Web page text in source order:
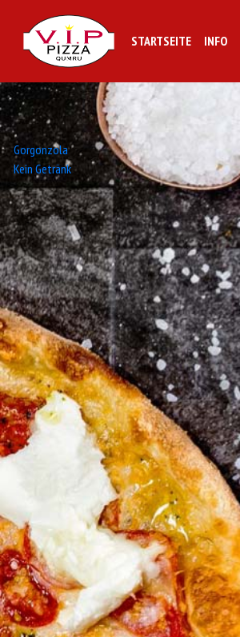
STARTSEITE INFO
Beitrags-
Navigation
Gorgonzola
Kein Getränk